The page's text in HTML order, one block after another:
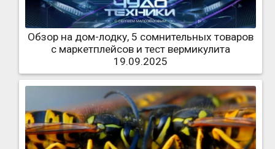
Обзор на дом-лодку, 5 сомнительных товаров
с маркетплейсов и тест вермикулита
19.09.2025